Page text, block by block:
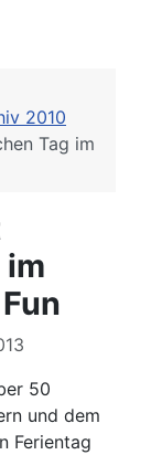
2010
Tag im
50
und dem
Ferientag